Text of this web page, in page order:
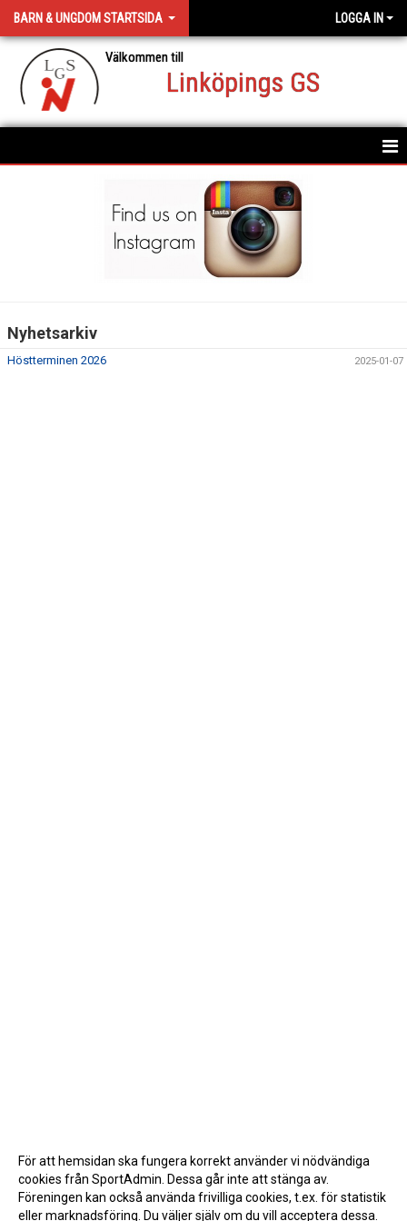
BARN & UNGDOM STARTSIDA LOGGA IN
Linköpings GS
Välkommen till
Nyhetsarkiv
Höstterminen 2026 2025-01-07
För att hemsidan ska fungera korrekt använder vi nödvändiga
cookies från SportAdmin. Dessa går inte att stänga av.
Föreningen kan också använda frivilliga cookies, t.ex. för statistik
eller marknadsföring. Du väljer själv om du vill acceptera dessa.